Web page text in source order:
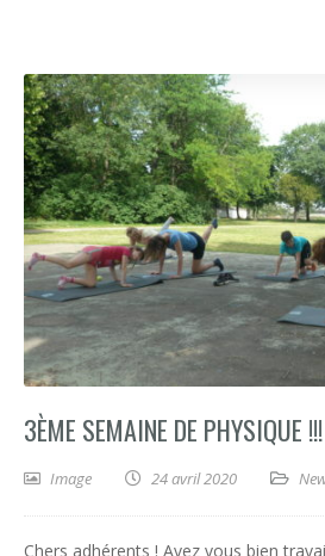
3ÈME SEMAINE DE PHYSIQUE !!!
Image 24 avril 2020
Chers adhérents ! Avez vous bien